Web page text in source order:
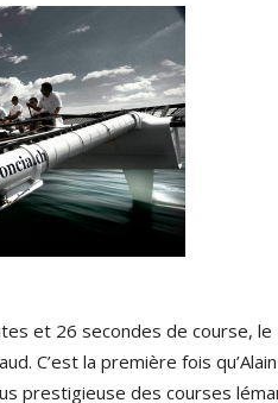
et 26 secondes de course,
C’est la première fois
prestigieuse des courses